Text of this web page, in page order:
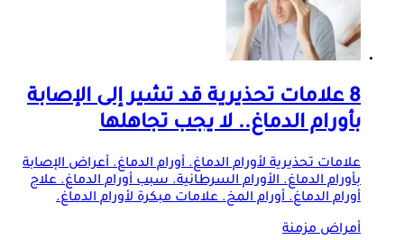
8 علامات تحذيرية قد تشير إلى الإصابة
بأورام الدماغ.. لا يجب تجاهلها
علامات تحذيرية لأورام الدماغ. أورام الدماغ. أعراض الإصابة
بأورام الدماغ. الأورام السرطانية. سبب أورام الدماغ. علاج
أورام الدماغ. أورام المخ. علامات مبكرة لأورام الدماغ.
أمراض مزمنة